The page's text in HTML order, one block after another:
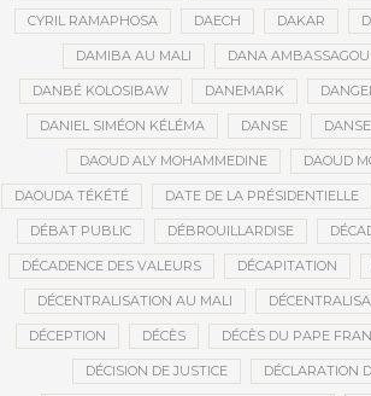
CYRIL RAMAPHOSA DAECH DAKAR
DAMIBA AU MALI DANA AMBASSAGOU
DANBÉ KOLOSIBAW DANEMARK
DANIEL SIMÉON KÉLÉMA DANSE
DAOUD ALY MOHAMMEDINE DAOUD
DAOUDA TÉKÉTÉ DATE DE LA PRÉSIDENTIELLE
DÉBAT PUBLIC DÉBROUILLARDISE
DÉCADENCE DES VALEURS DÉCAPITATION
DÉCENTRALISATION AU MALI
DÉCEPTION DÉCÈS DÉCÈS DU PAPE
DÉCISION DE JUSTICE DÉCLARATION